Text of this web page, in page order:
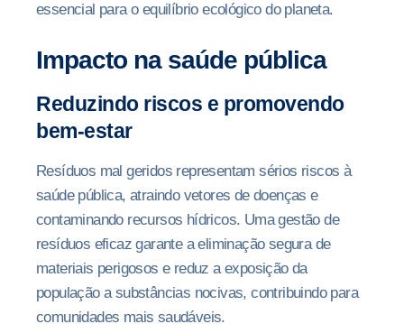
essencial para o equilíbrio ecológico do planeta.
Impacto na saúde pública
Reduzindo riscos e promovendo
bem-estar
Resíduos mal geridos representam sérios riscos à
saúde pública, atraindo vetores de doenças e
contaminando recursos hídricos. Uma gestão de
resíduos eficaz garante a eliminação segura de
materiais perigosos e reduz a exposição da
população a substâncias nocivas, contribuindo para
comunidades mais saudáveis.